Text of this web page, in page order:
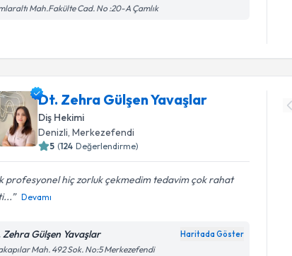
Mah.Fakülte Cad. No :20-A Çamlık
Dt. Zehra Gülşen Yavaşlar
Diş Hekimi
Denizli , Merkezefendi
5 (124 Değerlendirme)
profesyonel hiç zorluk çekmedim tedavim çok rahat
Devamı
Zehra Gülşen Yavaşlar Haritada Göster
Mah. 492 Sok. No:5 Merkezefendi